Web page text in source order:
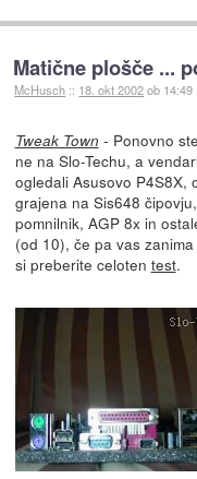
Matične plošče ...
McHusch :: 18. okt 2002ob 14:49
Tweak Town - Ponovno
ne na Slo-Techu, a
ogledali Asusovo P4S8X,
grajena na Sis648
pomnilnik, AGP 8x in
(od 10), če pa vas
si preberite celoten test.